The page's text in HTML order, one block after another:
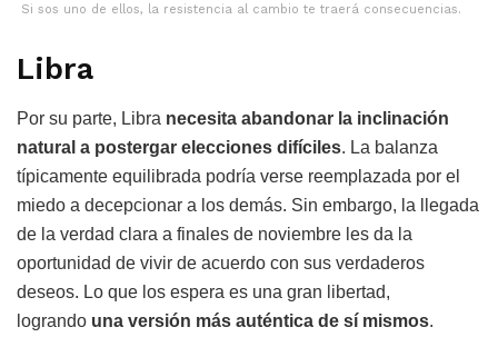
Si sos uno de ellos, la resistencia al cambio te traerá consecuencias.
Libra
Por su parte, Libra necesita abandonar la inclinación
natural a postergar elecciones difíciles. La balanza
típicamente equilibrada podría verse reemplazada por el
miedo a decepcionar a los demás. Sin embargo, la llegada
de la verdad clara a finales de noviembre les da la
oportunidad de vivir de acuerdo con sus verdaderos
deseos. Lo que los espera es una gran libertad,
logrando una versión más auténtica de sí mismos.